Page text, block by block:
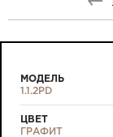
МОДЕЛЬ
1.1.2PD
ЦВЕТ
ГРАФИТ